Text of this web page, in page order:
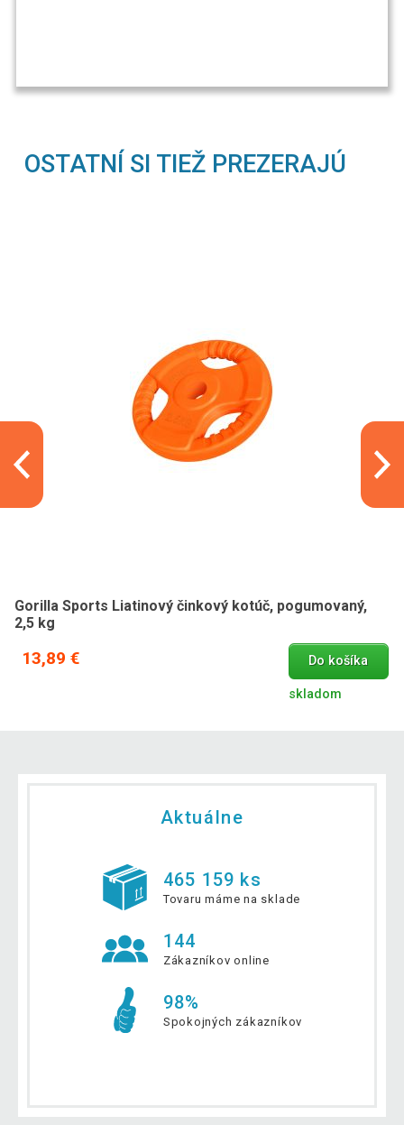
OSTATNÍ SI TIEŽ PREZERAJÚ
Gorilla Sports Liatinový činkový kotúč, pogumovaný,
2,5 kg
13,89 € Do košíka
skladom
Aktuálne
465 159 ks
Tovaru máme na sklade
144
Zákazníkov online
98%
Spokojných zákazníkov